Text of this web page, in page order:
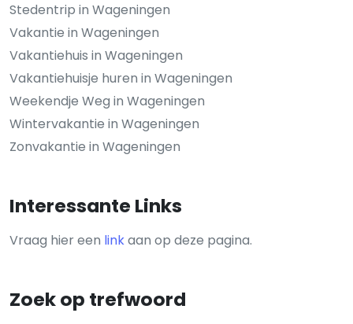
Stedentrip in Wageningen
Vakantie in Wageningen
Vakantiehuis in Wageningen
Vakantiehuisje huren in Wageningen
Weekendje Weg in Wageningen
Wintervakantie in Wageningen
Zonvakantie in Wageningen
Interessante Links
Vraag hier een linkaan op deze pagina.
Zoek op trefwoord